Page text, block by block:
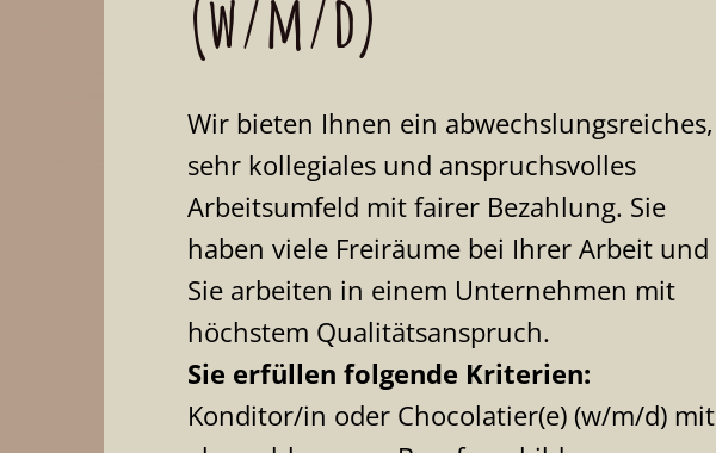
(w/m/d)
Wir bieten Ihnen ein abwechslungsreiches,
sehr kollegiales und anspruchsvolles
Arbeitsumfeld mit fairer Bezahlung. Sie
haben viele Freiräume bei Ihrer Arbeit und
Sie arbeiten in einem Unternehmen mit
höchstem Qualitätsanspruch.
Sie erfüllen folgende Kriterien:
Konditor/in oder Chocolatier(e) (w/m/d) mit